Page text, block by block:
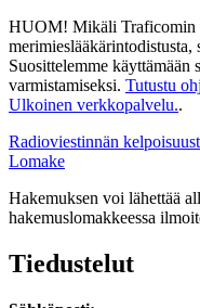
HUOM! Mikäli Traficomin
merimieslääkärintodistusta,
Suosittelemme käyttämään
varmistamiseksi. Tutustu
Ulkoinen verkkopalvelu..
Radioviestinnän
Lomake
Hakemuksen voi lähettää
hakemuslomakkeessa
Tiedustelut